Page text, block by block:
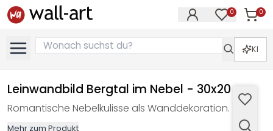
0 0
KI
Leinwandbild Bergtal im Nebel - 30x20 cm
Romantische Nebelkulisse als Wanddekoration.
Mehr zum Produkt